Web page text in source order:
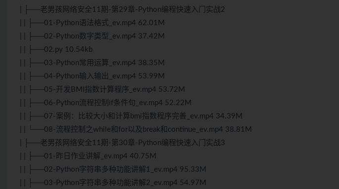
| ├──老男孩网络安全11期-第29章-Python编程快速入门实战2
| | ├──01-Python语法格式_ev.mp4 62.01M
| | ├──02-Python数字类型_ev.mp4 37.42M
| | ├──02.py 10.54kb
| | ├──03-Python常用运算_ev.mp4 38.35M
| | ├──04-Python输入输出_ev.mp4 53.99M
| | ├──05-开发BMI指数计算程序_ev.mp4 53.72M
| | ├──06-Python流程控制if条件句_ev.mp4 52.22M
| | ├──07-案例：比较大小和计算bmi指数程序完善_ev.mp4 34.39M
| | └──08-流程控制之while和for以及break和continue_ev.mp4 38.81M
| ├──老男孩网络安全11期-第30章-Python编程快速入门实战3
| | ├──01-昨日作业讲解_ev.mp4 40.75M
| | ├──02-Python字符串多种功能讲解1_ev.mp4 95.33M
| | ├──03-Python字符串多种功能讲解2_ev.mp4 54.97M